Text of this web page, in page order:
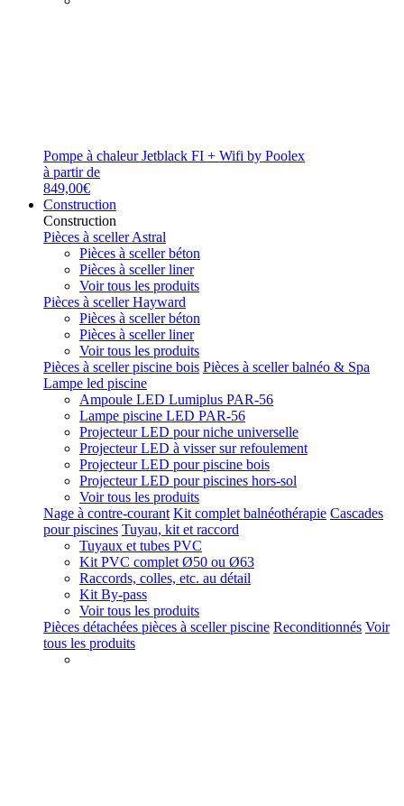
Pompe à chaleur Jetblack FI + Wifi by Poolex
à partir de
849,00€
Construction
Construction
Pièces à sceller Astral
Pièces à sceller béton
Pièces à sceller liner
Voir tous les produits
Pièces à sceller Hayward
Pièces à sceller béton
Pièces à sceller liner
Voir tous les produits
Pièces à sceller piscine bois Pièces à sceller balnéo & Spa
Lampe led piscine
Ampoule LED Lumiplus PAR-56
Lampe piscine LED PAR-56
Projecteur LED pour niche universelle
Projecteur LED à visser sur refoulement
Projecteur LED pour piscine bois
Projecteur LED pour piscines hors-sol
Voir tous les produits
Nage à contre-courant Kit complet balnéothérapie Cascades
pour piscines Tuyau, kit et raccord
Tuyaux et tubes PVC
Kit PVC complet Ø50 ou Ø63
Raccords, colles, etc. au détail
Kit By-pass
Voir tous les produits
Pièces détachées pièces à sceller piscine Reconditionnés Voir
tous les produits